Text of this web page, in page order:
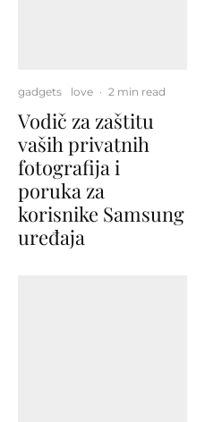
gadgets love · 2 min read
Vodič za zaštitu
vaših privatnih
fotografija i
poruka za
korisnike Samsung
uređaja